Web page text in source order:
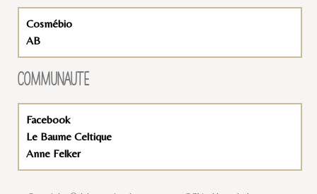
Cosmébio
AB
COMMUNAUTÉ
Facebook
Le Baume Celtique
Anne Felker